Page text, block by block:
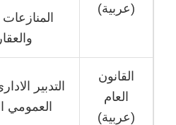
(عربية)
المنازعات
القانون
العام
(عربية)
التدبير
العمومي